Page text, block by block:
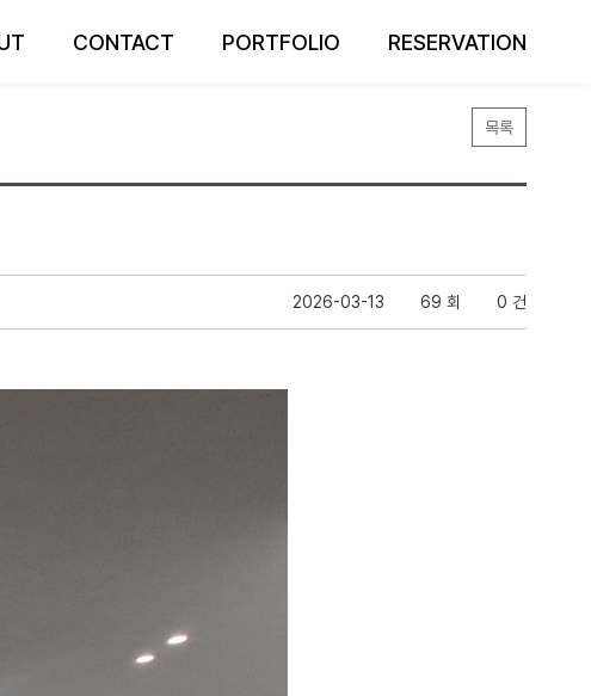
CONTACT PORTFOLIO RESERVATION
목록
2026-03-13 69 회 0 건